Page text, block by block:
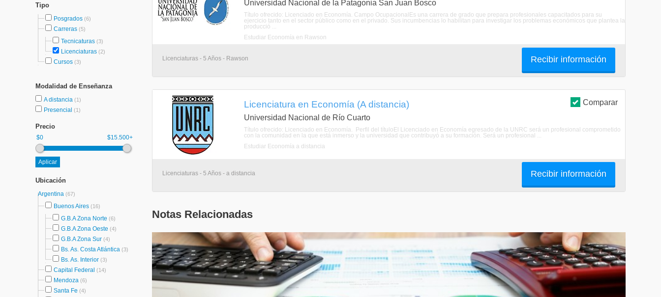
Tipo
Posgrados (6)
Carreras (5)
Tecnicaturas (3)
Licenciaturas (2)
Cursos (3)
Modalidad de Enseñanza
A distancia (1)
Presencial (1)
Precio
$0 $15.500+
Ubicación
Argentina (67)
Buenos Aires (16)
G.B.A Zona Norte (6)
G.B.A Zona Oeste (4)
G.B.A Zona Sur (4)
Bs. As. Costa Atlántica (3)
Bs. As. Interior (3)
Capital Federal (14)
Mendoza (6)
Santa Fe (4)
Universidad Nacional de la Patagonia San Juan Bosco
Título ofrecido: Licenciado en Economía. Campo OcupacionalEs una carrera de grado que prepara profesionales capacitados para su
ejercicio tanto en el sector público como en el privado. Sus incumbencias lo habilitan para investigar los problemas económicos que plantea la
producció ...
Estudiar Economía en Rawson
Licenciaturas - 5 Años - Rawson Recibir información
Comparar
Licenciatura en Economía (A distancia)
Universidad Nacional de Río Cuarto
Título ofrecido: Licenciado en Economía. Perfil del títuloEl Licenciado en Economía egresado de la UNRC será un profesional comprometido
con la comunidad en la que está inmerso y la universidad que contribuyó a su formación. Será un profesional ...
Estudiar Economía a distancia
Licenciaturas - 5 Años - a distancia Recibir información
Notas Relacionadas